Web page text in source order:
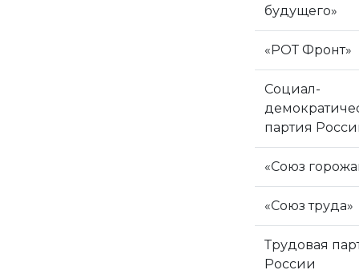
будущего»
«РОТ Фронт»
Социал-
партия
«Союз
«Союз труда»
Трудовая
России